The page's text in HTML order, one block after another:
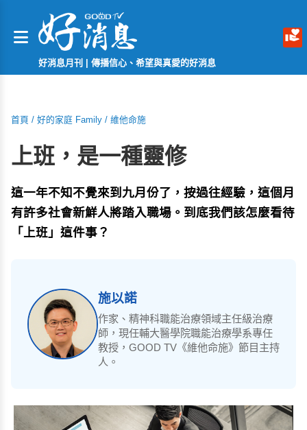
好消息月刊 | 傳播信心、希望與真愛的好消息
首頁 / 好的家庭 Family / 維他命施
上班，是一種靈修
這一年不知不覺來到九月份了，按過往經驗，這個月
有許多社會新鮮人將踏入職場。到底我們該怎麼看待
「上班」這件事？
施以諾
作家、精神科職能治療領域主任級治療
師，現任輔大醫學院職能治療學系專任
教授，GOOD TV《維他命施》節目主持
人。